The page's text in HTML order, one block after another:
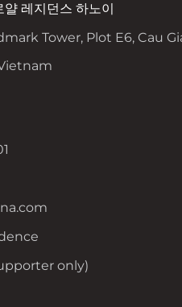
레지던스 하노이
Tower, Plot E6, Cau
only)